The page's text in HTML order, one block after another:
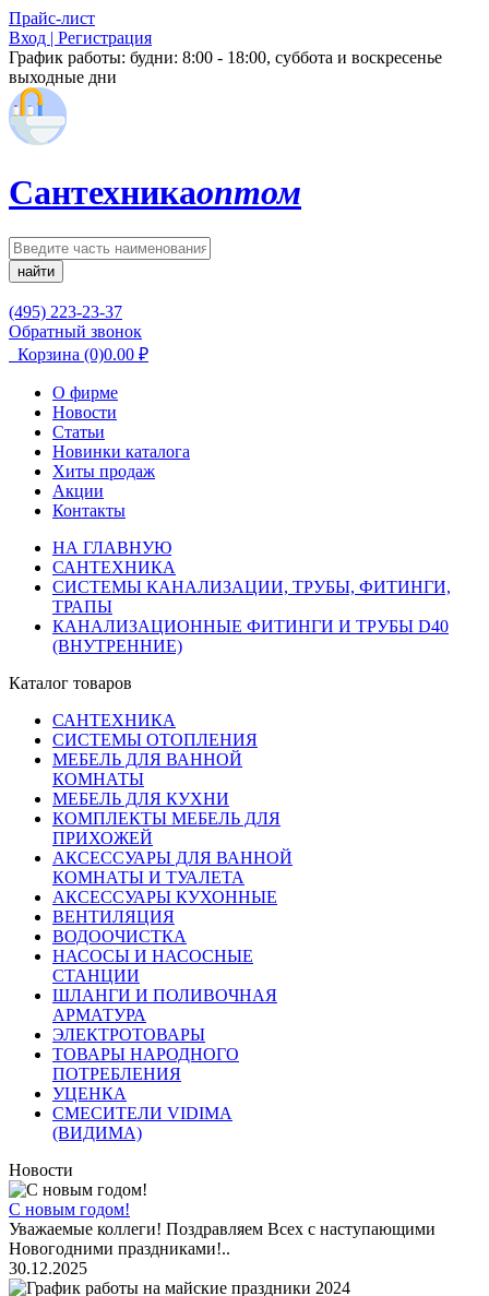
Прайс-лист
Вход | Регистрация
График работы: будни: 8:00 - 18:00, суббота и воскресенье
выходные дни
Сантехникаоптом
найти
(495) 223-23-37
Обратный звонок
Корзина (0)0.00 ₽
О фирме
Новости
Статьи
Новинки каталога
Хиты продаж
Акции
Контакты
НА ГЛАВНУЮ
САНТЕХНИКА
СИСТЕМЫ КАНАЛИЗАЦИИ, ТРУБЫ, ФИТИНГИ,
ТРАПЫ
КАНАЛИЗАЦИОННЫЕ ФИТИНГИ И ТРУБЫ D40
(ВНУТРЕННИЕ)
Каталог товаров
САНТЕХНИКА
СИСТЕМЫ ОТОПЛЕНИЯ
МЕБЕЛЬ ДЛЯ ВАННОЙ
КОМНАТЫ
МЕБЕЛЬ ДЛЯ КУХНИ
КОМПЛЕКТЫ МЕБЕЛЬ ДЛЯ
ПРИХОЖЕЙ
АКСЕССУАРЫ ДЛЯ ВАННОЙ
КОМНАТЫ И ТУАЛЕТА
АКСЕССУАРЫ КУХОННЫЕ
ВЕНТИЛЯЦИЯ
ВОДООЧИСТКА
НАСОСЫ И НАСОСНЫЕ
СТАНЦИИ
ШЛАНГИ И ПОЛИВОЧНАЯ
АРМАТУРА
ЭЛЕКТРОТОВАРЫ
ТОВАРЫ НАРОДНОГО
ПОТРЕБЛЕНИЯ
УЦЕНКА
СМЕСИТЕЛИ VIDIMA
(ВИДИМА)
Новости
С новым годом!
Уважаемые коллеги! Поздравляем Всех с наступающими
Новогодними праздниками!..
30.12.2025